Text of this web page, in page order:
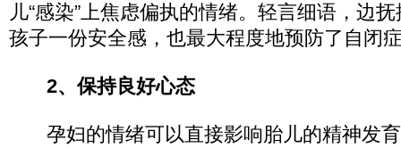
儿“感染”上焦虑偏执的情绪。轻言细语，边
孩子一份安全感，也最大程度地预防了自闭
2、保持良好心态
孕妇的情绪可以直接影响胎儿的精神发育